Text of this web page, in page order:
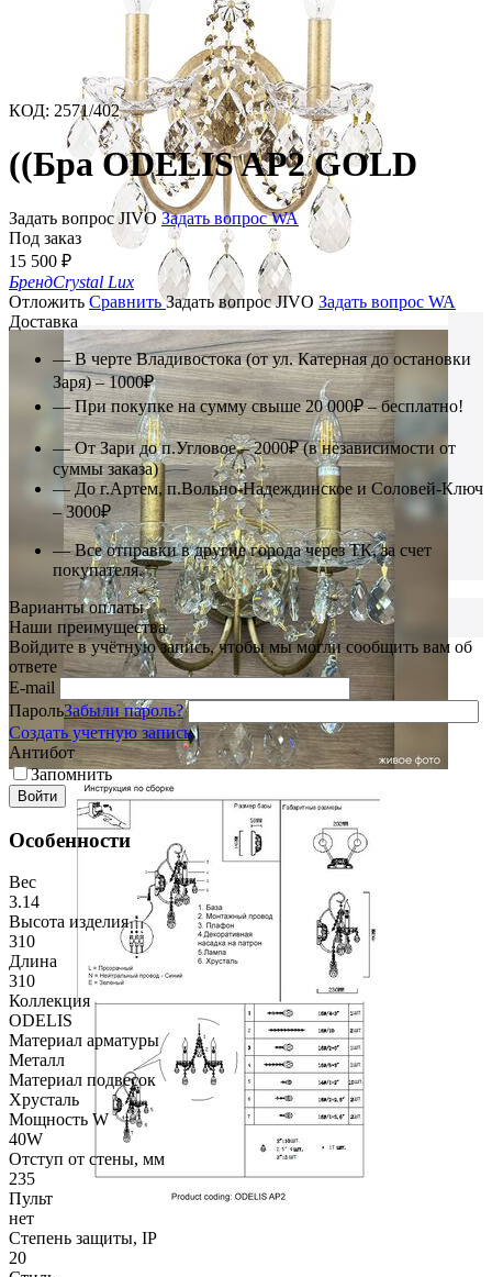
КОД: 2571/402
((Бра ODELIS AP2 GOLD
Задать вопрос JIVO Задать вопрос WA
Под заказ
15 500 ₽
БрендCrystal Lux
Отложить СравнитьЗадать вопрос JIVO Задать вопрос WA
Доставка
— В черте Владивостока (от ул. Катерная до остановки
Заря) – 1000₽
— При покупке на сумму свыше 20 000₽ – бесплатно!
— От Зари до п.Угловое – 2000₽ (в независимости от
суммы заказа)
— До г.Артем, п.Вольно-Надеждинское и Соловей-Ключ
– 3000₽
— Все отправки в другие города через ТК, за счет
покупателя.
Варианты оплаты
Наши преимущества
Войдите в учётную запись, чтобы мы могли сообщить вам об
ответе
E-mail
ПарольЗабыли пароль?
Создать учетную запись
Антибот
Запомнить
Войти
Особенности
Вес
3.14
Высота изделия
310
Длина
310
Коллекция
ODELIS
Материал арматуры
Металл
Материал подвесок
Хрусталь
Мощность W
40W
Отступ от стены, мм
235
Пульт
нет
Степень защиты, IP
20